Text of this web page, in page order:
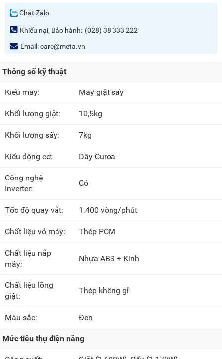
Chat Zalo
Khiếu nại, Bảo hành: (028) 38 333 222
Email:care@meta.vn
Thông số kỹ thuật
Kiểu máy: Máy giặt sấy
Khối lượng giặt: 10,5kg
Khối lượng sấy: 7kg
Kiểu động cơ: Dây Curoa
Công nghệ
Inverter:
Có
Tốc độ quay vắt: 1.400 vòng/phút
Chất liệu vỏ máy: Thép PCM
Chất liệu nắp
máy:
Nhựa ABS + Kính
Chất liệu lồng
giặt:
Thép không gỉ
Màu sắc: Đen
Mức tiêu thụ điện năng